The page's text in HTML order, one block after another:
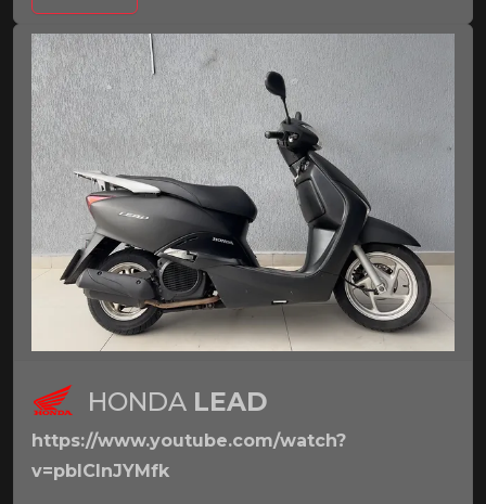
HONDA LEAD
https://www.youtube.com/watch?
v=pbICInJYMfk